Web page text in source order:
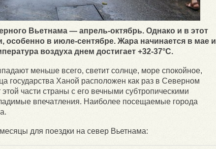
Вьетнама — апрель-октябрь. Однако и в этот
особенно в июле-сентябре. Жара начинается в мае и
воздуха днем достигает +32-37°C.
меньше всего, светит солнце, море спокойное,
государства Ханой расположен как раз в Северном
части страны с его вечными субтропическими
впечатления. Наиболее посещаемые города
для поездки на север Вьетнама: